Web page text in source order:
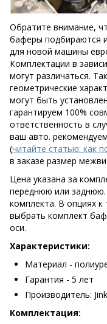
Обратите внимание,
баферы подбираются
для новой машины
Комплектации в
могут различаться.
геометрические
могут быть
гарантируем 100%
ответственность в
ваш авто.
(читайте статью: как
в заказе размер
Цена указана за
переднюю или заднюю.
комплекта. В опциях
выбрать комплект
оси.
Характеристики:
Материал -
Гарантия - 5 лет
Производитель:
Комплектация: